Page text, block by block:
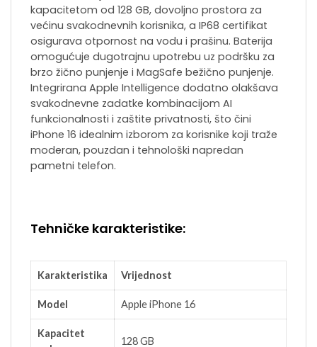
kapacitetom od 128 GB, dovoljno prostora za
većinu svakodnevnih korisnika, a IP68 certifikat
osigurava otpornost na vodu i prašinu. Baterija
omogućuje dugotrajnu upotrebu uz podršku za
brzo žično punjenje i MagSafe bežično punjenje.
Integrirana Apple Intelligence dodatno olakšava
svakodnevne zadatke kombinacijom AI
funkcionalnosti i zaštite privatnosti, što čini
iPhone 16 idealnim izborom za korisnike koji traže
moderan, pouzdan i tehnološki napredan
pametni telefon.
Tehničke karakteristike:
Karakteristika Vrijednost
Model Apple iPhone 16
Kapacitet
128 GB